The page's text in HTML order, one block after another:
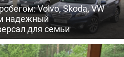
Volvo, Skoda, VW
надежный
для семьи